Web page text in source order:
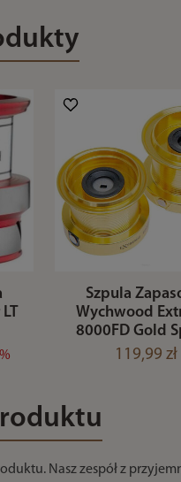
Szpula
Wychwood
8000FD Gold
119,99 zł
Nasz zespół z